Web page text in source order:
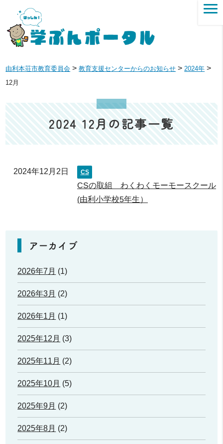
由利本荘市教育委員会 >教育支援センターからのお知らせ > 2024年 >
12月
2024 12月の記事一覧
2024年12月2日 CS
CSの取組 わくわくモーモースクール
(由利小学校5年生）
アーカイブ
2026年7月 (1)
2026年3月 (2)
2026年1月 (1)
2025年12月 (3)
2025年11月 (2)
2025年10月 (5)
2025年9月 (2)
2025年8月 (2)